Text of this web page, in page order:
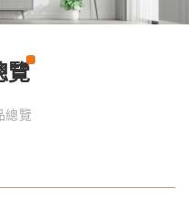
覽
總覽